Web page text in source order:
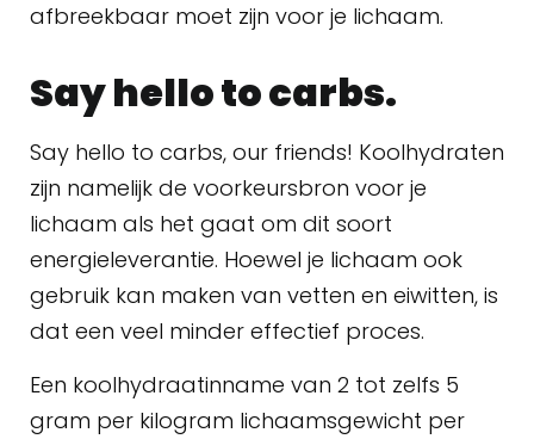
afbreekbaar moet zijn voor je lichaam.
Say hello to carbs.
Say hello to carbs, our friends! Koolhydraten
zijn namelijk de voorkeursbron voor je
lichaam als het gaat om dit soort
energieleverantie. Hoewel je lichaam ook
gebruik kan maken van vetten en eiwitten, is
dat een veel minder effectief proces.
Een koolhydraatinname van 2 tot zelfs 5
gram per kilogram lichaamsgewicht per